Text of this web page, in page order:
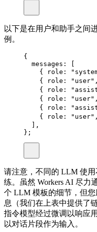
以下是在用户和助手之间
例。
{
messages :
{
role :
{
role : "user" ,
{
role :
{
role : "user" ,
{
role :
{
role : "user" ,
,
};
请注意，不同的 LLM 使
练。虽然 Workers AI 尽力
个 LLM 模板的细节，但
息（我们在上表中提供了
指令模型经过微调以响应
以对话片段作为输入。